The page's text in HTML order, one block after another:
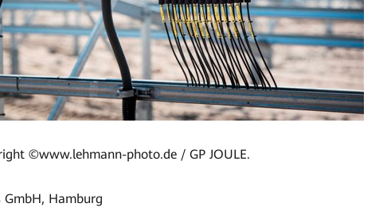
©www.lehmann-photo.de / GP JOULE.
GmbH, Hamburg